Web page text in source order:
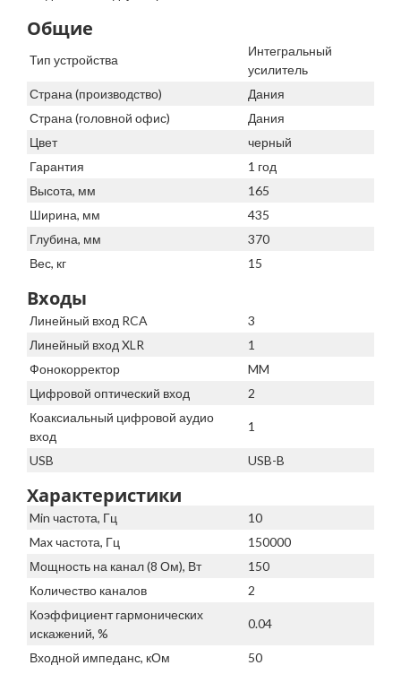
Общие
Тип устройства
Интегральный
усилитель
Страна (производство)
Дания
Страна (головной офис)
Дания
Цвет
черный
Гарантия
1 год
Высота, мм
165
Ширина, мм
435
Глубина, мм
370
Вес, кг
15
Входы
Линейный вход RCA
3
Линейный вход XLR
1
Фонокорректор
MM
Цифровой оптический вход
2
Коаксиальный цифровой аудио
вход
1
USB USB-B
Характеристики
Min частота, Гц
10
Max частота, Гц
150000
Мощность на канал (8 Ом), Вт
150
Количество каналов
2
Коэффициент гармонических
искажений, %
0.04
Входной импеданс, кОм 50